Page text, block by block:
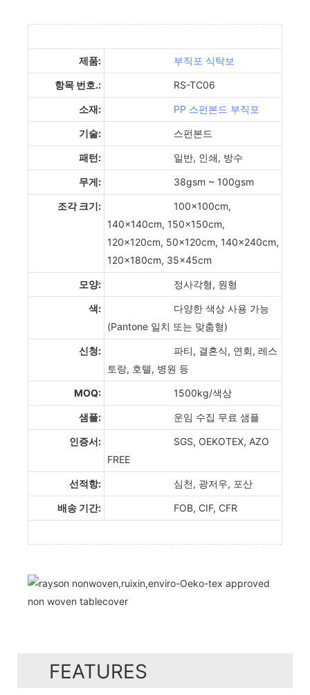
제품: 부직포 식탁보
항목 번호.: RS-TC06
소재: PP 스펀본드 부직포
기술: 스펀본드
패턴: 일반, 인쇄, 방수
무게: 38gsm ~ 100gsm
조각 크기:
100x100cm,
140x140cm, 150x150cm,
120x120cm, 50x120cm, 140x240cm,
120x180cm, 35x45cm
모양: 정사각형, 원형
색:
다양한 색상 사용 가능
(Pantone 일치 또는 맞춤형)
신청:
파티, 결혼식, 연회, 레스
토랑, 호텔, 병원 등
MOQ: 1500kg/색상
샘플: 운임 수집 무료 샘플
인증서:
SGS, OEKOTEX, AZO
FREE
선적항: 심천, 광저우, 포산
배송 기간: FOB, CIF, CFR
FEATURES